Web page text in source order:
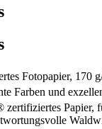
Fotopapier, 170
Farben und
zertifiziertes Papier,